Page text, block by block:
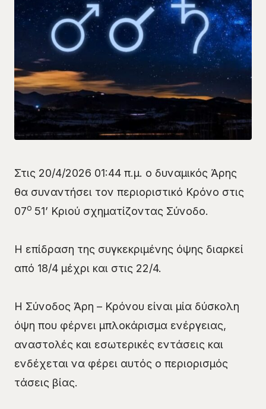
Στις 20/4/2026 01:44 π.μ. ο δυναμικός Άρης
θα συναντήσει τον περιοριστικό Κρόνο στις
07ο 51’ Κριού σχηματίζοντας Σύνοδο.
Η επίδραση της συγκεκριμένης όψης διαρκεί
από 18/4 μέχρι και στις 22/4.
Η Σύνοδος Άρη – Κρόνου είναι μία δύσκολη
όψη που φέρνει μπλοκάρισμα ενέργειας,
αναστολές και εσωτερικές εντάσεις και
ενδέχεται να φέρει αυτός ο περιορισμός
τάσεις βίας.